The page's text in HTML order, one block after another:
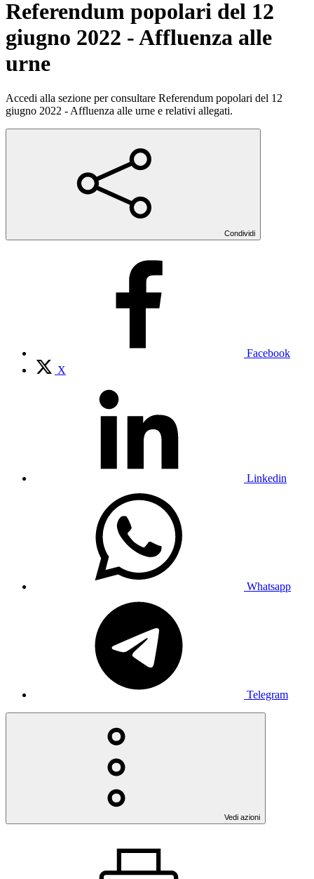
Referendum popolari del 12
giugno 2022 - Affluenza alle
urne
Accedi alla sezione per consultare Referendum popolari del 12
giugno 2022 - Affluenza alle urne e relativi allegati.
Condividi
Facebook
X
Linkedin
Whatsapp
Telegram
Vedi azioni